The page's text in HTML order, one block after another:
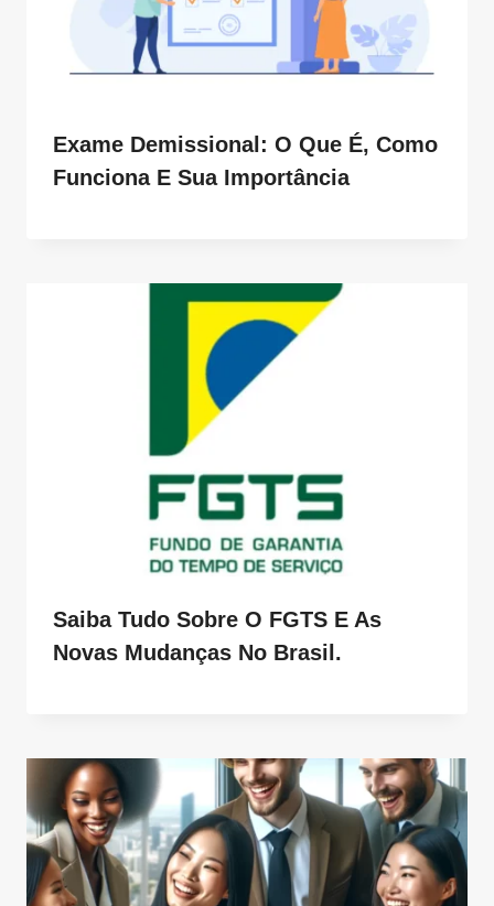
Exame Demissional: O Que É, Como
Funciona E Sua Importância
Saiba Tudo Sobre O FGTS E As
Novas Mudanças No Brasil.